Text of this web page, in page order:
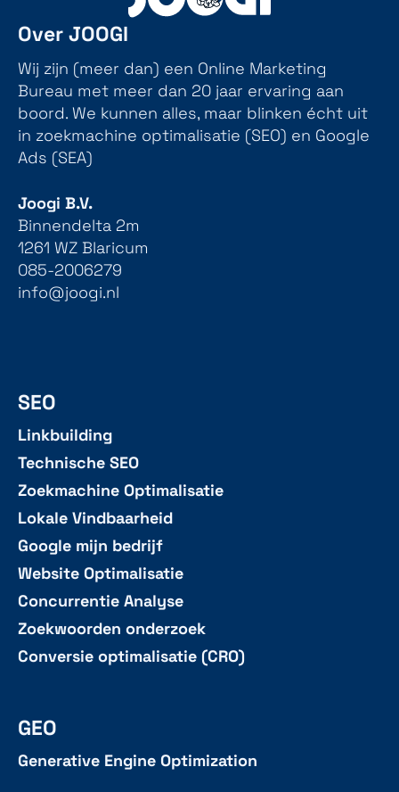
Over JOOGI
Wij zijn (meer dan) een Online Marketing
Bureau met meer dan 20 jaar ervaring aan
boord. We kunnen alles, maar blinken écht uit
in zoekmachine optimalisatie (SEO) en Google
Ads (SEA)
Joogi B.V.
Binnendelta 2m
1261 WZ Blaricum
085-2006279
info@joogi.nl
SEO
Linkbuilding
Technische SEO
Zoekmachine Optimalisatie
Lokale Vindbaarheid
Google mijn bedrijf
Website Optimalisatie
Concurrentie Analyse
Zoekwoorden onderzoek
Conversie optimalisatie (CRO)
GEO
Generative Engine Optimization